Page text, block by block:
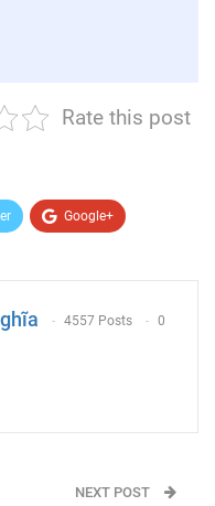
Rate this post
Google+
4557 Posts 0
NEXT POST